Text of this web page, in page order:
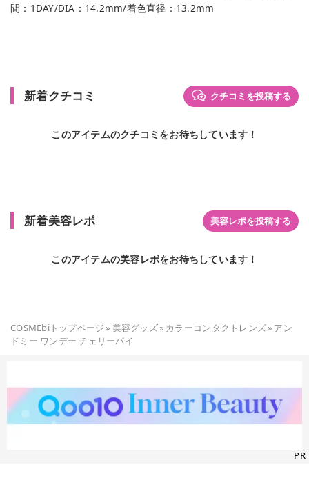
間：1DAY/DIA：14.2mm/着色直径：13.2mm
新着クチコミ クチコミを投稿する
このアイテムのクチコミをお待ちしています！
新着美容レポ 美容レポを投稿する
このアイテムの美容レポをお待ちしています！
COSMEbiトップページ» 美容グッズ» カラーコンタクトレンズ» アン
ドミー ワンデー チェリーパイ
PR